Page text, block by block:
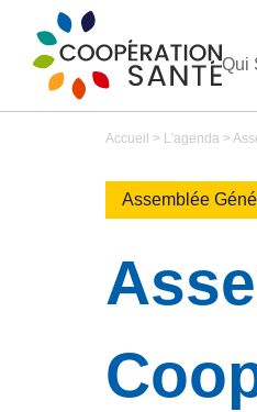
Qui
Accueil > L'agenda >
Assemblée